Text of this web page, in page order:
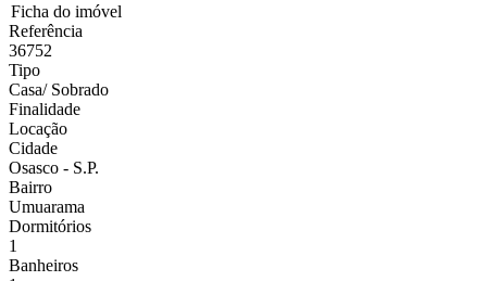
Ficha do imóvel
Referência
36752
Tipo
Casa/ Sobrado
Finalidade
Locação
Cidade
Osasco - S.P.
Bairro
Umuarama
Dormitórios
1
Banheiros